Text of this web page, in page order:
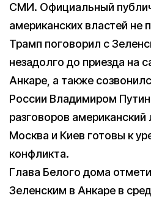
СМИ. Официальный
американских властей не
Трамп поговорил с
незадолго до приезда на
Анкаре, а также
России Владимиром
разговоров американский
Москва и Киев готовы к
конфликта.
Глава Белого дома
Зеленским в Анкаре в